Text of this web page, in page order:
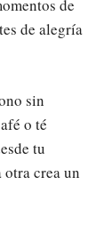
de
de alegría
sin
o té
tu
crea un